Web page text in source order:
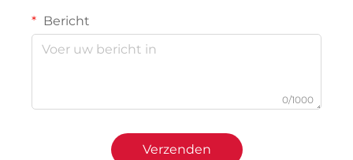
Bericht
0/1000
Verzenden